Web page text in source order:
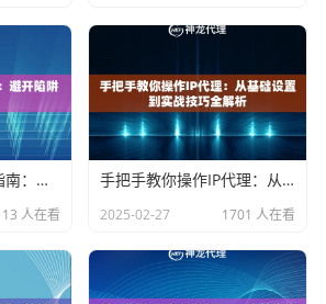
2025年IP代理选择指南：避开陷阱的实用技巧
人在看
手把手教你操作IP代理：从基础设置到实战技巧全解析
2025-02-27 1701 人在看